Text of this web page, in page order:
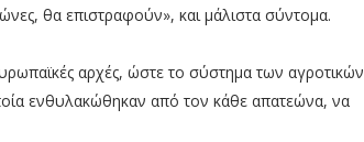
θα επιστραφούν», και μάλιστα σύντομα.
αρχές, ώστε το σύστημα των αγροτικών
ενθυλακώθηκαν από τον κάθε απατεώνα, να